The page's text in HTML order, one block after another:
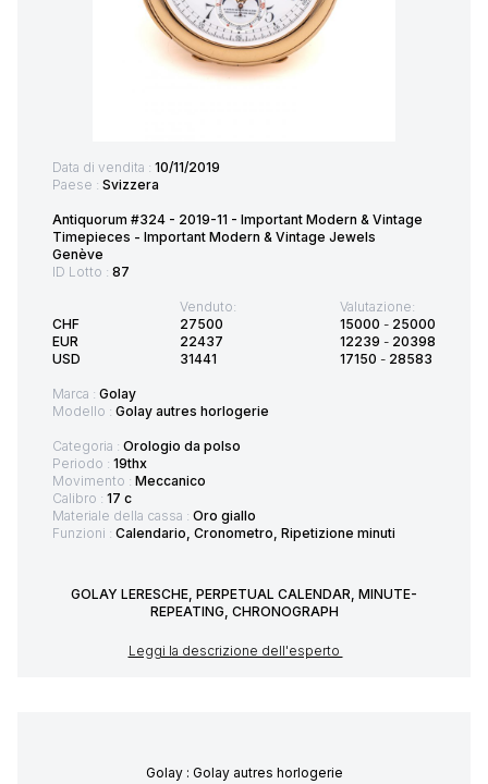
Data di vendita : 10/11/2019
Paese : Svizzera
Antiquorum #324 - 2019-11 - Important Modern & Vintage
Timepieces - Important Modern & Vintage Jewels
Genève
ID Lotto : 87
CHF
EUR
USD
Venduto:
27500
22437
31441
Valutazione:
15000 - 25000
12239 - 20398
17150 - 28583
Marca : Golay
Modello : Golay autres horlogerie
Categoria : Orologio da polso
Periodo : 19thx
Movimento : Meccanico
Calibro : 17 c
Materiale della cassa : Oro giallo
Funzioni : Calendario, Cronometro, Ripetizione minuti
GOLAY LERESCHE, PERPETUAL CALENDAR, MINUTE-
REPEATING, CHRONOGRAPH
Leggi la descrizione dell'esperto
Golay : Golay autres horlogerie